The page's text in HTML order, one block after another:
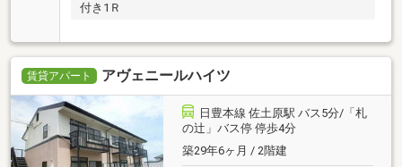
付き1Ｒ
賃貸アパート アヴェニールハイツ
日豊本線 佐土原駅 バス5分/「札
の辻」バス停 停歩4分
築29年6ヶ月 / 2階建